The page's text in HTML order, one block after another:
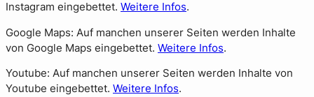
Instagram eingebettet. Weitere Infos.
Google Maps: Auf manchen unserer Seiten werden Inhalte
von Google Maps eingebettet. Weitere Infos.
Youtube: Auf manchen unserer Seiten werden Inhalte von
Youtube eingebettet. Weitere Infos.